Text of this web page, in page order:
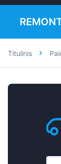
Titulinis